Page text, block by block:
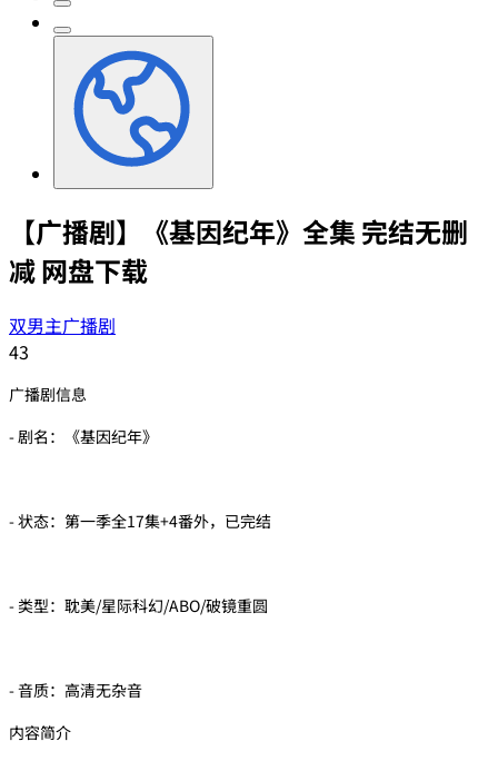
【广播剧】《基因纪年》全集 完结无删
减 网盘下载
双男主广播剧
43
广播剧信息
- 剧名：《基因纪年》
- 状态：第一季全17集+4番外，已完结
- 类型：耽美/星际科幻/ABO/破镜重圆
- 音质：高清无杂音
内容简介